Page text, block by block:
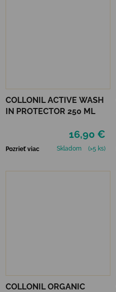
COLLONIL ACTIVE WASH
IN PROTECTOR 250 ML
16,90 €
Pozrieť viac Skladom (>5 ks)
COLLONIL ORGANIC